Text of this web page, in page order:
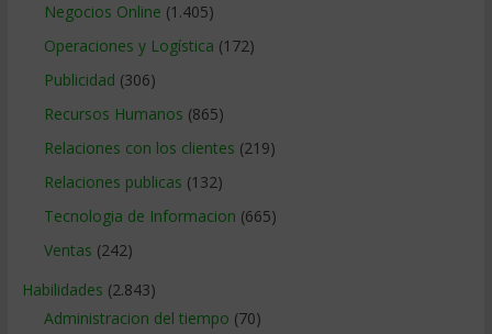
Negocios Online (1.405)
Operaciones y Logística (172)
Publicidad (306)
Recursos Humanos (865)
Relaciones con los clientes (219)
Relaciones publicas (132)
Tecnologia de Informacion (665)
Ventas (242)
Habilidades (2.843)
Administracion del tiempo (70)